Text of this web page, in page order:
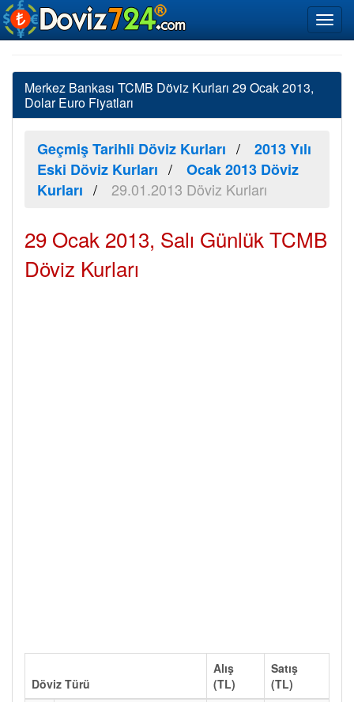
Merkez Bankası TCMB Döviz Kurları 29 Ocak 2013,
Dolar Euro Fiyatları
Geçmiş Tarihli Döviz Kurları
2013 Yılı
Eski Döviz Kurları
Ocak 2013 Döviz
Kurları
29.01.2013 Döviz Kurları
29 Ocak 2013, Salı Günlük TCMB
Döviz Kurları
Döviz Türü
Alış
(TL)
Satış
(TL)